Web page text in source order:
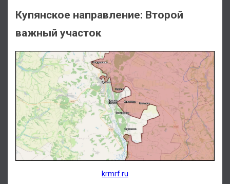
Купянское направление: Второй
важный участок
krmrf.ru